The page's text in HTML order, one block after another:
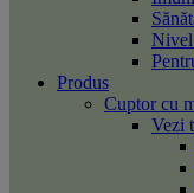
Nivel
Produs
Cuptor cu
Vezi